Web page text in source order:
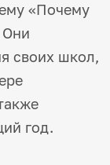
«Почему
своих школ,
год.